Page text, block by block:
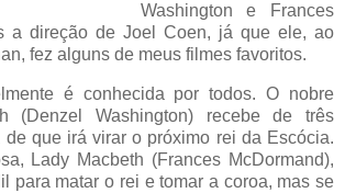
Washington e Frances
a direção de Joel Coen, já que ele, ao
fez alguns de meus filmes favoritos.
é conhecida por todos. O nobre
(Denzel Washington) recebe de três
de que irá virar o próximo rei da Escócia.
Lady Macbeth (Frances McDormand),
para matar o rei e tomar a coroa, mas se